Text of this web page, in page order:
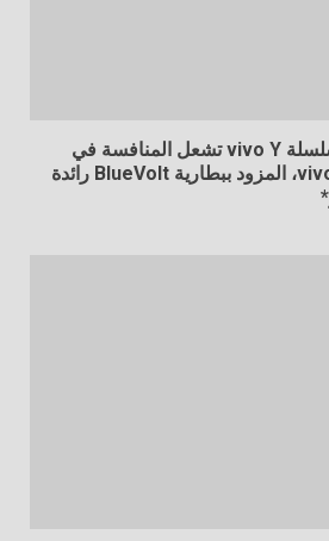
أكبر بطارية في تاريخ سلسلة vivo Y تشعل المنافسة في
مصر مع إطلاق vivo Y500، المزود ببطارية BlueVolt رائدة